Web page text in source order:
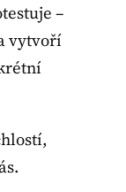
–
vytvoří